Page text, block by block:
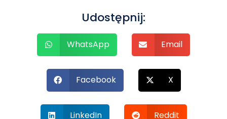
Udostępnij:
WhatsApp Email
Facebook X
LinkedIn Reddit